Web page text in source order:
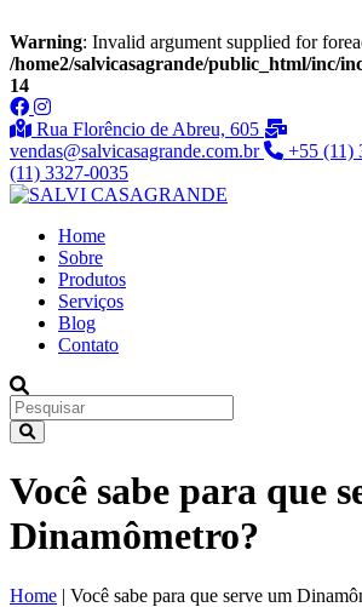
Warning: Invalid argument supplied for
/home2/salvicasagrande/public_html/inc/
14
Rua Florêncio de Abreu, 605
vendas@salvicasagrande.com.br
+55 (11)
(11) 3327-0035
Home
Sobre
Produtos
Serviços
Blog
Contato
Você sabe para que
Dinamômetro?
Home | Você sabe para que serve um